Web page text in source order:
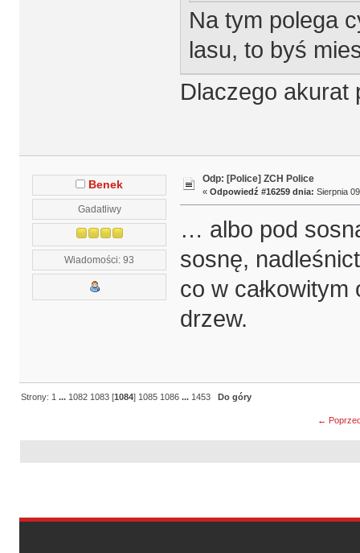
Na tym polega
lasu, to byś
Dlaczego akurat
Benek
Gadatliwy
Wiadomości: 93
Odp: [Police] ZCH Police
« Odpowiedź #16259 dnia: Sierpnia
… albo pod
sosnę,
co w całkowitym
drzew.
Strony: 1 ... 1082 1083 [1084] 1085 1086 ... 1453 Do góry
←